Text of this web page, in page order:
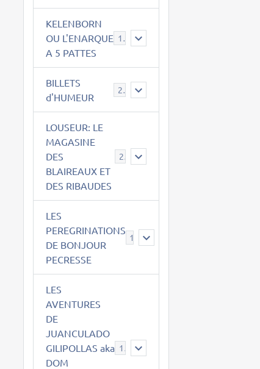
KELENBORN
OU L'ENARQUE
A 5 PATTES
14
BILLETS
d'HUMEUR
2
LOUSEUR: LE
MAGASINE
DES
BLAIREAUX ET
DES RIBAUDES
21
LES
PEREGRINATIONS
DE BONJOUR
PECRESSE
14
LES
AVENTURES
DE
JUANCULADO
GILIPOLLAS aka
DOM
119